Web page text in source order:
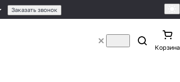
Заказать звонок
Корзина